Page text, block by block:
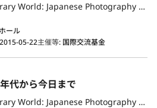
Gazing at the Contemporary World: Japanese Photography from the 1970s to the Present
ール
05-22主催等: 国際交流基金
代から今日まで
Gazing at the Contemporary World: Japanese Photography from the 1970s to the Present